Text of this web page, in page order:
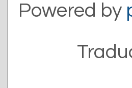
Powered by